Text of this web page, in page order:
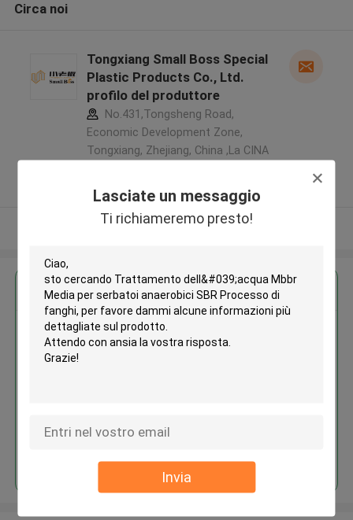
Lasciate un messaggio
Ti richiameremo presto!
Invia
Circa noi
Tongxiang Small Boss Special
Plastic Products Co., Ltd.
profilo del produttore
No.431,Tongsheng Road,
Economic Development Zone,
Tongxiang, Zhejiang, China ,La CINA
Fornitore verificato
Osservi più
Ottieni il miglior prezzo per
Trattamento dell'acqua Mbbr
Media per serbatoi anaerobici